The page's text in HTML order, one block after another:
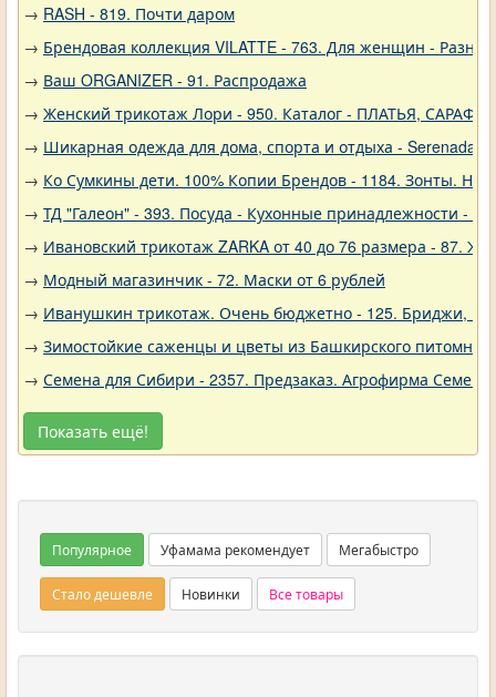
→ RASH - 819. Почти даром
→ Брендовая коллекция VILATTE - 763. Для женщин - Разное
→ Ваш ORGANIZER - 91. Распродажа
→ Женский трикотаж Лори - 950. Каталог - ПЛАТЬЯ,
→ Шикарная одежда для дома, спорта и отдыха - Serenada -
→ Ко Сумкины дети. 100% Копии Брендов - 1184. Зонты.
→ ТД "Галеон" - 393. Посуда - Кухонные принадлежности -
→ Ивановский трикотаж ZARKA от 40 до 76 размера - 87.
→ Модный магазинчик - 72. Маски от 6 рублей
→ Иванушкин трикотаж. Очень бюджетно - 125. Бриджи,
→ Зимостойкие саженцы и цветы из Башкирского
→ Семена для Сибири - 2357. Предзаказ. Агрофирма
Показать ещё!
Популярное Уфамама рекомендует Мегабыстро
Стало дешевле Новинки Все товары